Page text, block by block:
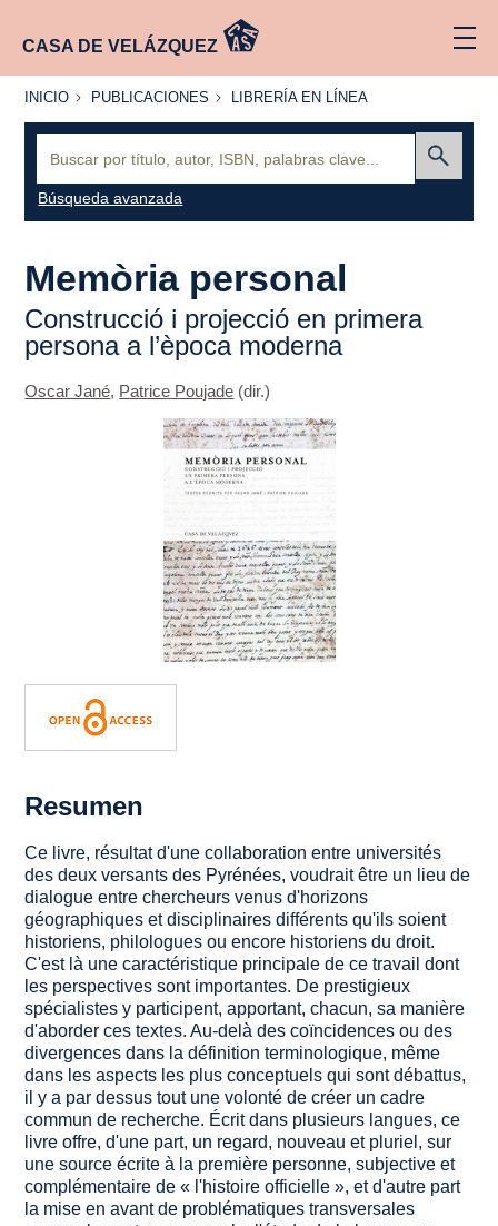
CASA DE VELÁZQUEZ
INICIO
INICIO PUBLICACIONES
PUBLICACIONES
LIBRERÍA
LÍNEA
LIBRERÍA EN LÍNEA
Búsqueda avanzada
Memòria personal
Construcció i projecció en primera
persona a l’època moderna
Oscar Jané, Patrice Poujade (dir.)
Resumen
Ce livre, résultat d'une collaboration entre universités
des deux versants des Pyrénées, voudrait être un lieu de
dialogue entre chercheurs venus d'horizons
géographiques et disciplinaires différents qu'ils soient
historiens, philologues ou encore historiens du droit.
C'est là une caractéristique principale de ce travail dont
les perspectives sont importantes. De prestigieux
spécialistes y participent, apportant, chacun, sa manière
d'aborder ces textes. Au-delà des coïncidences ou des
divergences dans la définition terminologique, même
dans les aspects les plus conceptuels qui sont débattus,
il y a par dessus tout une volonté de créer un cadre
commun de recherche. Écrit dans plusieurs langues, ce
livre offre, d'une part, un regard, nouveau et pluriel, sur
une source écrite à la première personne, subjective et
complémentaire de « l'histoire officielle », et d'autre part
la mise en avant de problématiques transversales